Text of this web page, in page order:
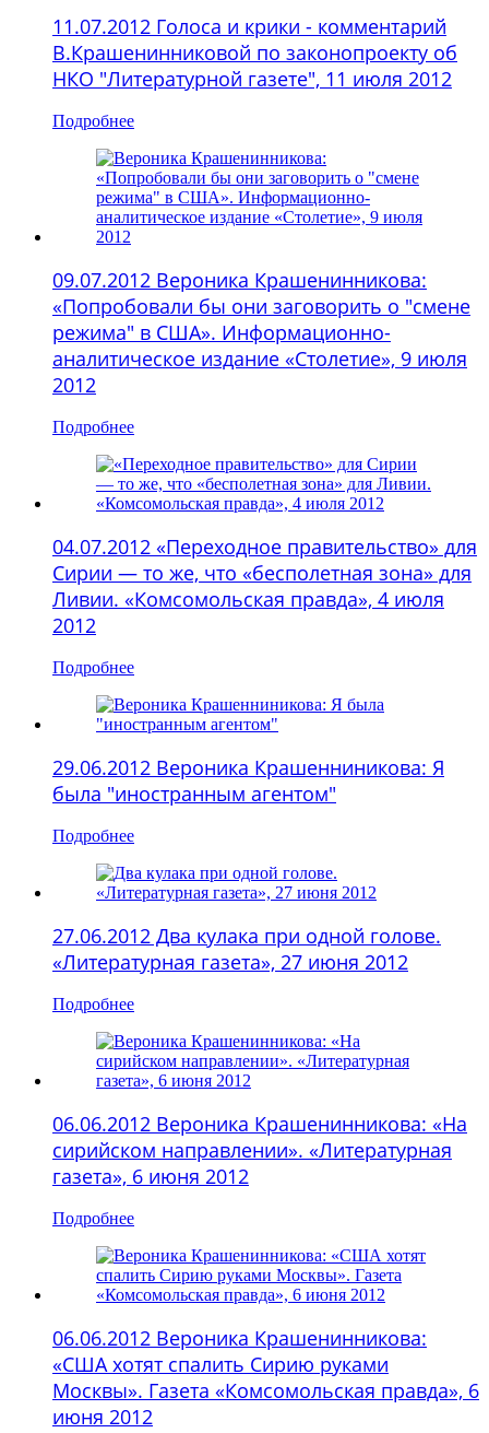
11.07.2012 Голоса и крики - комментарий
В.Крашенинниковой по законопроекту об
НКО "Литературной газете", 11 июля 2012
Подробнее
09.07.2012 Вероника Крашенинникова:
«Попробовали бы они заговорить о "смене
режима" в США». Информационно-
аналитическое издание «Столетие», 9 июля
2012
Подробнее
04.07.2012 «Переходное правительство» для
Сирии — то же, что «бесполетная зона» для
Ливии. «Комсомольская правда», 4 июля
2012
Подробнее
29.06.2012 Вероника Крашенниникова: Я
была "иностранным агентом"
Подробнее
27.06.2012 Два кулака при одной голове.
«Литературная газета», 27 июня 2012
Подробнее
06.06.2012 Вероника Крашенинникова: «На
сирийском направлении». «Литературная
газета», 6 июня 2012
Подробнее
06.06.2012 Вероника Крашенинникова:
«CША хотят спалить Сирию руками
Москвы». Газета «Комсомольская правда», 6
июня 2012